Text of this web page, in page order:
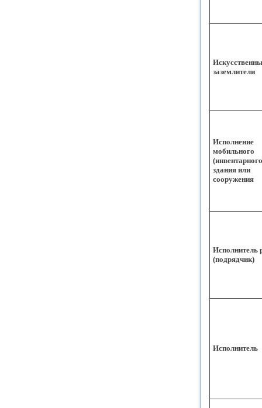
заземлители
Исполнение
мобильного
здания или
сооружения
Исполнитель
(подрядчик)
Исполнитель